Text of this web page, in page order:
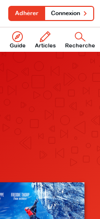
Guide Articles Recherche
Adhérer Connexion